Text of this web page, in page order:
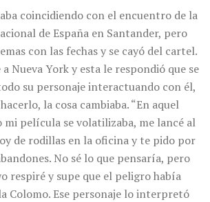
coincidiendo con el encuentro de la
de España en Santander, pero
con las fechas y se cayó del cartel.
Nueva York y esta le respondió que se
su personaje interactuando con él,
la cosa cambiaba. “En aquel
película se volatilizaba, me lancé al
de rodillas en la oficina y te pido por
No sé lo que pensaría, pero
respiré y supe que el peligro había
Colomo. Ese personaje lo interpretó